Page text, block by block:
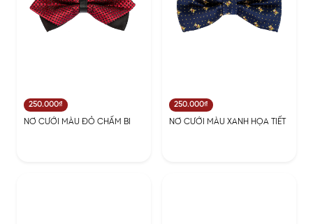
250.000₫
NƠ CƯỚI MÀU ĐỎ CHẤM BI
250.000₫
NƠ CƯỚI MÀU XANH HỌA TIẾT